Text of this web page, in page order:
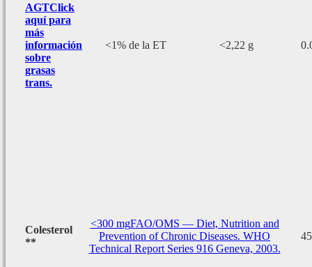
AGTClick
aquí para
más
información
sobre
grasas
trans.
<1% de la ET <2,22 g
Colesterol
**
<300 mgFAO/OMS — Diet, Nutrition and
Prevention of Chronic Diseases. WHO
Technical Report Series 916 Geneva, 2003.